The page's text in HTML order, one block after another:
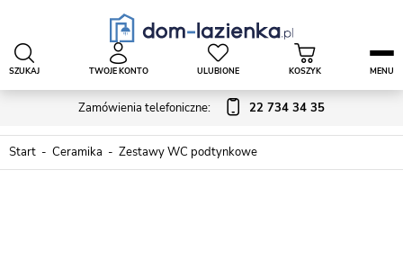
Zamówienia telefoniczne: 22 734 34 35
SZUKAJ TWOJE KONTO ULUBIONE KOSZYK MENU
Start Ceramika Zestawy WC podtynkowe